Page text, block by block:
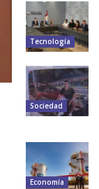
Tecnología
Sociedad
Economía